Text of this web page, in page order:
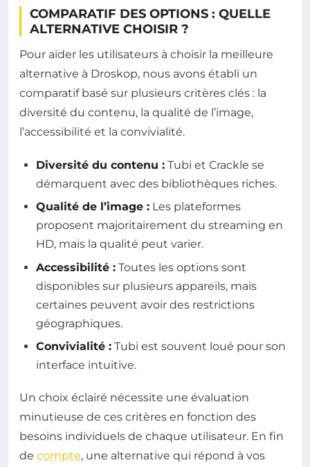
COMPARATIF DES OPTIONS : QUELLE
ALTERNATIVE CHOISIR ?
Pour aider les utilisateurs à choisir la meilleure
alternative à Droskop, nous avons établi un
comparatif basé sur plusieurs critères clés : la
diversité du contenu, la qualité de l’image,
l’accessibilité et la convivialité.
Diversité du contenu : Tubi et Crackle se
démarquent avec des bibliothèques riches.
Qualité de l’image : Les plateformes
proposent majoritairement du streaming en
HD, mais la qualité peut varier.
Accessibilité : Toutes les options sont
disponibles sur plusieurs appareils, mais
certaines peuvent avoir des restrictions
géographiques.
Convivialité : Tubi est souvent loué pour son
interface intuitive.
Un choix éclairé nécessite une évaluation
minutieuse de ces critères en fonction des
besoins individuels de chaque utilisateur. En fin
de compte, une alternative qui répond à vos